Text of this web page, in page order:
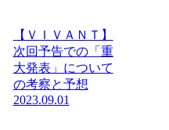
【ＶＩＶＡＮＴ】
次回予告での「重
大発表」について
の考察と予想
2023.09.01